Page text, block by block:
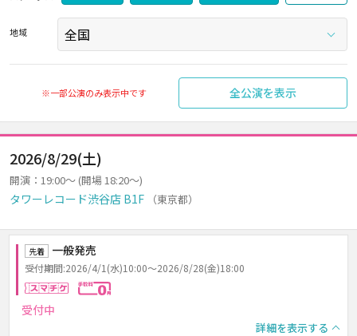
地域
※一部公演のみ表示中です 全公演を表示
2026/8/29(土)
開演：19:00～ (開場 18:20～)
タワーレコード渋谷店 B1F （東京都）
先着 一般発売
受付期間:2026/4/1(水)10:00～2026/8/28(金)18:00
スマチケ
受付中
詳細を表示する